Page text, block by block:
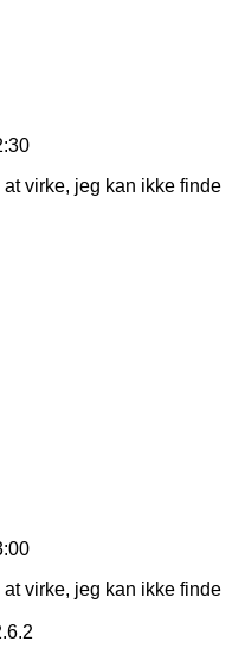
virke, jeg kan ikke finde
virke, jeg kan ikke finde